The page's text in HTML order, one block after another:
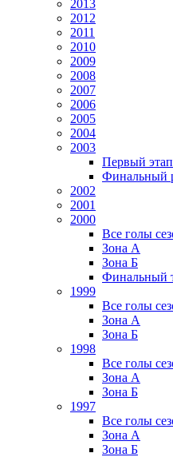
2013
2012
2011
2010
2009
2008
2007
2006
2005
2004
2003
Первый этап
Финальный
2002
2001
2000
Все голы
Зона А
Зона Б
Финальный
1999
Все голы
Зона А
Зона Б
1998
Все голы
Зона А
Зона Б
1997
Все голы
Зона А
Зона Б